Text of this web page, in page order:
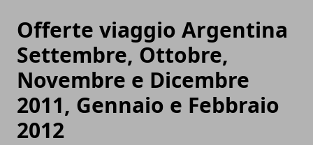
Offerte viaggio Argentina
Settembre, Ottobre,
Novembre e Dicembre
2011, Gennaio e Febbraio
2012